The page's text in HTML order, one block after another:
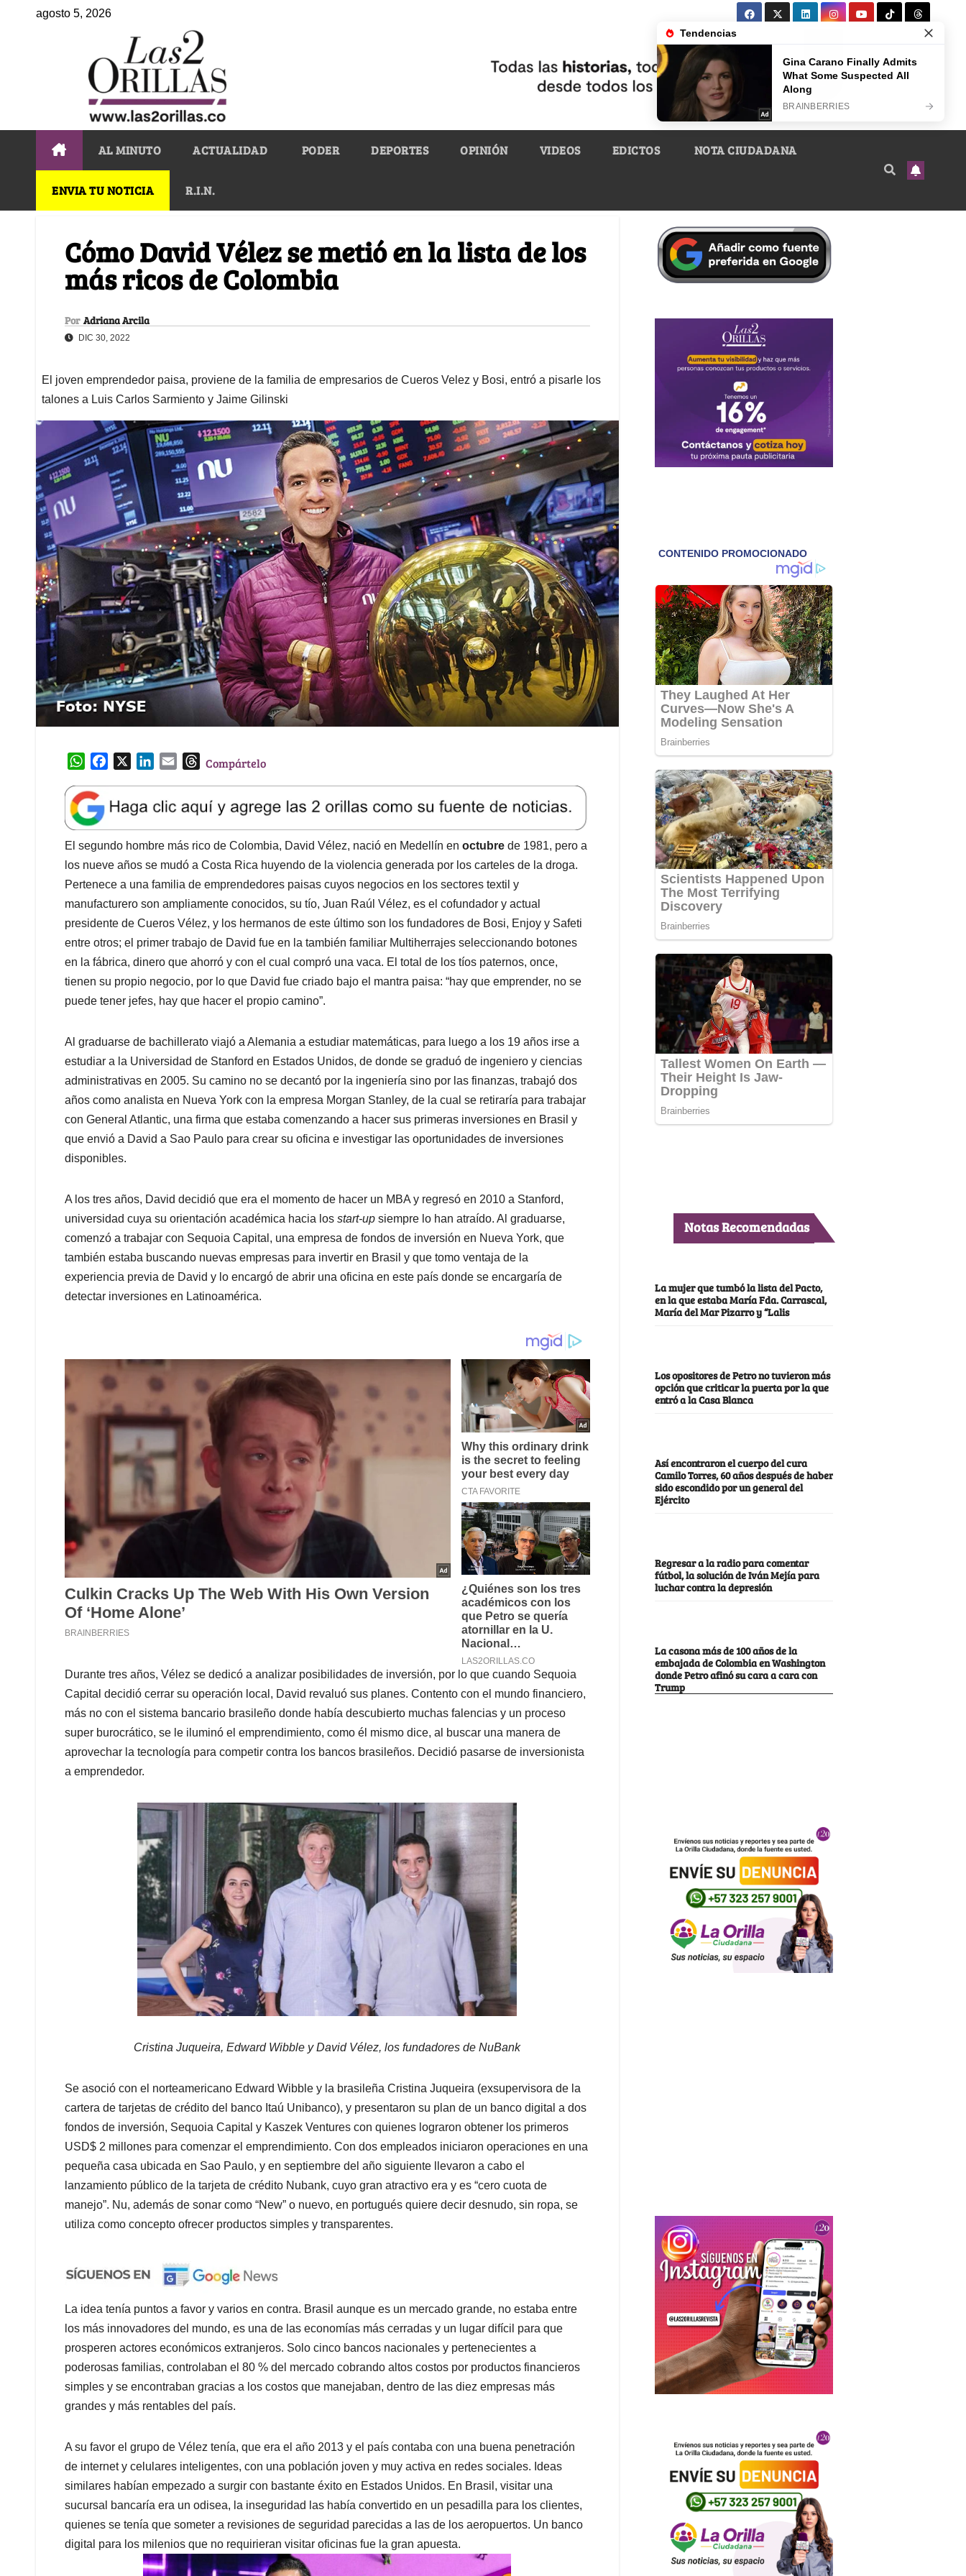
agosto 5, 2026
AL MINUTO ACTUALIDAD PODER DEPORTES OPINIÓN VIDEOS EDICTOS NOTA CIUDADANA
ENVIA TU NOTICIA R.I.N.
Cómo David Vélez se metió en la lista de los
más ricos de Colombia
Por Adriana Arcila
DIC 30, 2022
El joven emprendedor paisa, proviene de la familia de empresarios de Cueros Velez y Bosi, entró a pisarle los
talones a Luis Carlos Sarmiento y Jaime Gilinski
W
a
t
s
A
p
p
e
b
o
o
k
k
e
d
I
n
l
T
e
a
d
s
Compártelo
El segundo hombre más rico de Colombia, David Vélez, nació en Medellín en octubre de 1981, pero a
los nueve años se mudó a Costa Rica huyendo de la violencia generada por los carteles de la droga.
Pertenece a una familia de emprendedores paisas cuyos negocios en los sectores textil y
manufacturero son ampliamente conocidos, su tío, Juan Raúl Vélez, es el cofundador y actual
presidente de Cueros Vélez, y los hermanos de este último son los fundadores de Bosi, Enjoy y Safeti
entre otros; el primer trabajo de David fue en la también familiar Multiherrajes seleccionando botones
en la fábrica, dinero que ahorró y con el cual compró una vaca. El total de los tíos paternos, once,
tienen su propio negocio, por lo que David fue criado bajo el mantra paisa: “hay que emprender, no se
puede tener jefes, hay que hacer el propio camino”.
Al graduarse de bachillerato viajó a Alemania a estudiar matemáticas, para luego a los 19 años irse a
estudiar a la Universidad de Stanford en Estados Unidos, de donde se graduó de ingeniero y ciencias
administrativas en 2005. Su camino no se decantó por la ingeniería sino por las finanzas, trabajó dos
años como analista en Nueva York con la empresa Morgan Stanley, de la cual se retiraría para trabajar
con General Atlantic, una firma que estaba comenzando a hacer sus primeras inversiones en Brasil y
que envió a David a Sao Paulo para crear su oficina e investigar las oportunidades de inversiones
disponibles.
A los tres años, David decidió que era el momento de hacer un MBA y regresó en 2010 a Stanford,
universidad cuya su orientación académica hacia los start-up siempre lo han atraído. Al graduarse,
comenzó a trabajar con Sequoia Capital, una empresa de fondos de inversión en Nueva York, que
también estaba buscando nuevas empresas para invertir en Brasil y que tomo ventaja de la
experiencia previa de David y lo encargó de abrir una oficina en este país donde se encargaría de
detectar inversiones en Latinoamérica.
Durante tres años, Vélez se dedicó a analizar posibilidades de inversión, por lo que cuando Sequoia
Capital decidió cerrar su operación local, David revaluó sus planes. Contento con el mundo financiero,
más no con el sistema bancario brasileño donde había descubierto muchas falencias y un proceso
super burocrático, se le iluminó el emprendimiento, como él mismo dice, al buscar una manera de
aprovechar la tecnología para competir contra los bancos brasileños. Decidió pasarse de inversionista
a emprendedor.
Cristina Juqueira, Edward Wibble y David Vélez, los fundadores de NuBank
Se asoció con el norteamericano Edward Wibble y la brasileña Cristina Juqueira (exsupervisora de la
cartera de tarjetas de crédito del banco Itaú Unibanco), y presentaron su plan de un banco digital a dos
fondos de inversión, Sequoia Capital y Kaszek Ventures con quienes lograron obtener los primeros
USD$ 2 millones para comenzar el emprendimiento. Con dos empleados iniciaron operaciones en una
pequeña casa ubicada en Sao Paulo, y en septiembre del año siguiente llevaron a cabo el
lanzamiento público de la tarjeta de crédito Nubank, cuyo gran atractivo era y es “cero cuota de
manejo”. Nu, además de sonar como “New” o nuevo, en portugués quiere decir desnudo, sin ropa, se
utiliza como concepto ofrecer productos simples y transparentes.
La idea tenía puntos a favor y varios en contra. Brasil aunque es un mercado grande, no estaba entre
los más innovadores del mundo, es una de las economías más cerradas y un lugar difícil para que
prosperen actores económicos extranjeros. Solo cinco bancos nacionales y pertenecientes a
poderosas familias, controlaban el 80 % del mercado cobrando altos costos por productos financieros
simples y se encontraban gracias a los costos que manejaban, dentro de las diez empresas más
grandes y más rentables del país.
A su favor el grupo de Vélez tenía, que era el año 2013 y el país contaba con una buena penetración
de internet y celulares inteligentes, con una población joven y muy activa en redes sociales. Ideas
similares habían empezado a surgir con bastante éxito en Estados Unidos. En Brasil, visitar una
sucursal bancaría era un odisea, la inseguridad las había convertido en un pesadilla para los clientes,
quienes se tenía que someter a revisiones de seguridad parecidas a las de los aeropuertos. Un banco
digital para los milenios que no requirieran visitar oficinas fue la gran apuesta.
Notas Recomendadas
La mujer que tumbó la lista del Pacto,
en la que estaba María Fda. Carrascal,
María del Mar Pizarro y “Lalis
Los opositores de Petro no tuvieron más
opción que criticar la puerta por la que
entró a la Casa Blanca
Así encontraron el cuerpo del cura
Camilo Torres, 60 años después de haber
sido escondido por un general del
Ejército
Regresar a la radio para comentar
fútbol, la solución de Iván Mejía para
luchar contra la depresión
La casona más de 100 años de la
embajada de Colombia en Washington
donde Petro afinó su cara a cara con
Trump